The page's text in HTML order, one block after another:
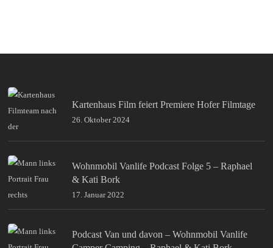
Kartenhaus Film feiert Premiere Hofer Filmtage
26. Oktober 2024
Wohnmobil Vanlife Podcast Folge 5 – Raphael
& Kati Bork
17. Januar 2022
Podcast Van und davon – Wohnmobil Vanlife